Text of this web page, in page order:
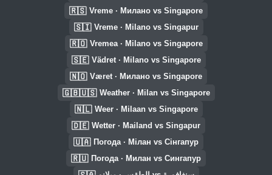
🇷🇸 Vreme · Милано vs Singapore
🇸🇮 Vreme · Milano vs Singapur
🇷🇴 Vremea · Milano vs Singapore
🇸🇪 Vädret · Milano vs Singapore
🇳🇴 Været · Милано vs Singapore
🇬🇧🇺🇸 Weather · Milan vs Singapore
🇳🇱 Weer · Milaan vs Singapore
🇩🇪 Wetter · Mailand vs Singapur
🇺🇦 Погода · Мілан vs Сінгапур
🇷🇺 Погода · Милан vs Сингапур